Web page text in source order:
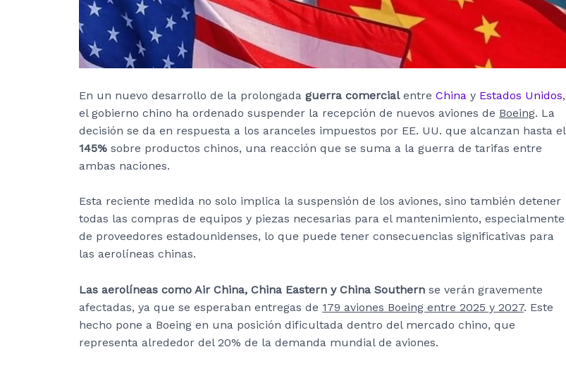
En un nuevo desarrollo de la prolongada guerra comercialentre China y Estados Unidos,
el gobierno chino ha ordenado suspender la recepción de nuevos aviones de Boeing. La
decisión se da en respuesta a los aranceles impuestos por EE. UU. que alcanzan hasta el
145% sobre productos chinos, una reacción que se suma a la guerra de tarifas entre
ambas naciones.
Esta reciente medida no solo implica la suspensión de los aviones, sino también detener
todas las compras de equipos y piezas necesarias para el mantenimiento, especialmente
de proveedores estadounidenses, lo que puede tener consecuencias significativas para
las aerolíneas chinas.
Las aerolíneas como Air China, China Eastern y China Southern se verán gravemente
afectadas, ya que se esperaban entregas de 179 aviones Boeing entre 2025 y 2027. Este
hecho pone a Boeing en una posición dificultada dentro del mercado chino, que
representa alrededor del 20% de la demanda mundial de aviones.